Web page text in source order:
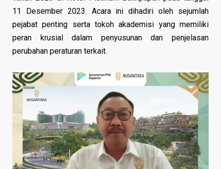
11 Desember 2023. Acara ini dihadiri oleh sejumlah
pejabat penting serta tokoh akademisi yang memiliki
peran krusial dalam penyusunan dan penjelasan
perubahan peraturan terkait.